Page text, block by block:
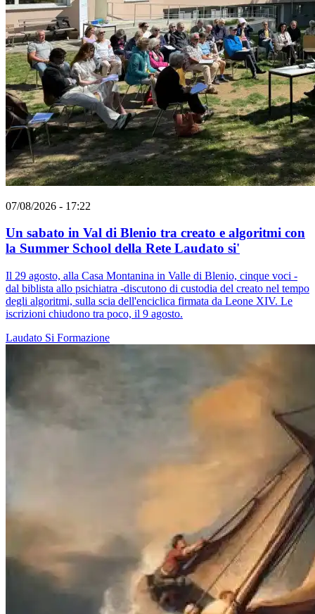
07/08/2026 - 17:22
Un sabato in Val di Blenio tra creato e algoritmi con
la Summer School della Rete Laudato si'
Il 29 agosto, alla Casa Montanina in Valle di Blenio, cinque voci -
dal biblista allo psichiatra -discutono di custodia del creato nel tempo
degli algoritmi, sulla scia dell'enciclica firmata da Leone XIV. Le
iscrizioni chiudono tra poco, il 9 agosto.
Laudato Si Formazione